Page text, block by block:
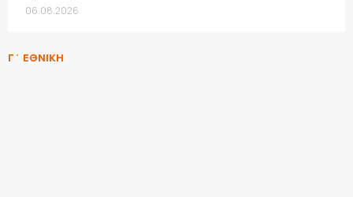
06.08.2026
Γ΄ ΕΘΝΙΚΗ